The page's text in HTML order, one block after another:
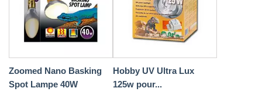
Zoomed Nano Basking
Spot Lampe 40W
Hobby UV Ultra Lux
125w pour...